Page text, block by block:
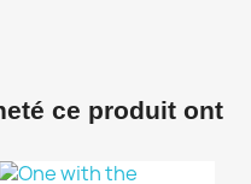
ce produit ont